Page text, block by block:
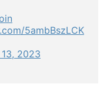
5ambBszLCK
2023